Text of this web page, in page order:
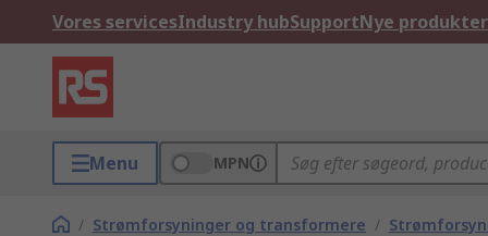
Vores servicesIndustry hubSupportNye produkter
Menu MPN
/ Strømforsyninger og transformere /